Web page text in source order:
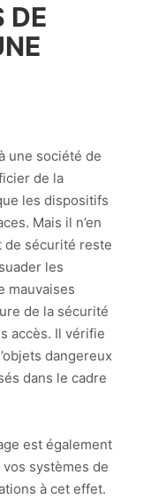
DE
une société de
de la
les dispositifs
Mais il n’en
de sécurité reste
les
mauvaises
de la sécurité
accès. Il vérifie
dangereux
dans le cadre
est également
systèmes de
à cet effet.